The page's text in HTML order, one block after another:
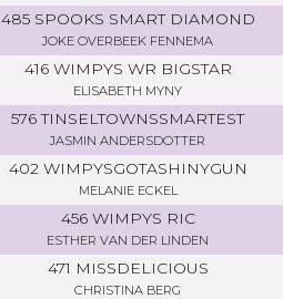
485 SPOOKS SMART DIAMOND
JOKE OVERBEEK FENNEMA
416 WIMPYS WR BIGSTAR
ELISABETH MYNY
576 TINSELTOWNSSMARTEST
JASMIN ANDERSDOTTER
402 WIMPYSGOTASHINYGUN
MELANIE ECKEL
456 WIMPYS RIC
ESTHER VAN DER LINDEN
471 MISSDELICIOUS
CHRISTINA BERG